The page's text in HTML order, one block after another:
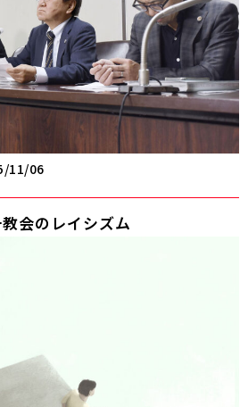
11/06
教会のレイシズム